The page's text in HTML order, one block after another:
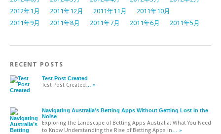
2012年1月
2011年12月 2011年11月
2011年10月
2011年9月
2011年8月 2011年7月 2011年6月 2011年5月
RECENT POSTS
Test Post Created
Test Post Created … »
Navigating Australia’s Betting Apps Without Getting Lost in the
Noise
Exploring the Landscape of Betting Apps Australia: What You Need
to Know Understanding the Rise of Betting Apps in … »